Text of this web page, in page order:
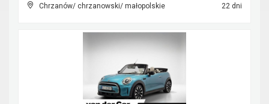
Chrzanów/ chrzanowski/ małopolskie 22 dni